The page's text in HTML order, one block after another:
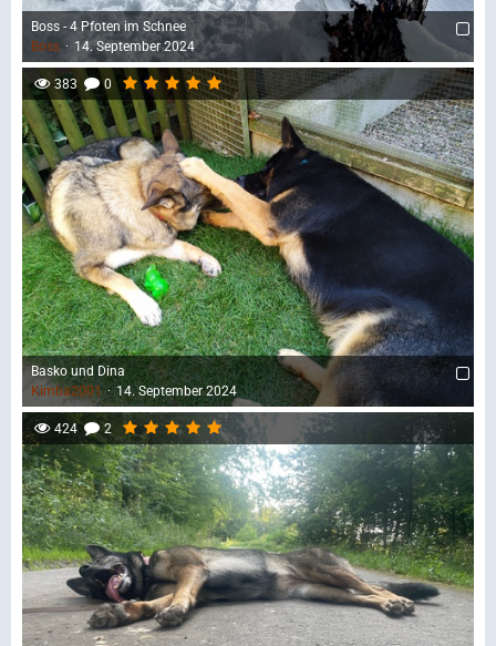
Boss - 4 Pfoten im Schnee
Boss
14. September 2024
383 0
Basko und Dina
Kimba2001
14. September 2024
424 2